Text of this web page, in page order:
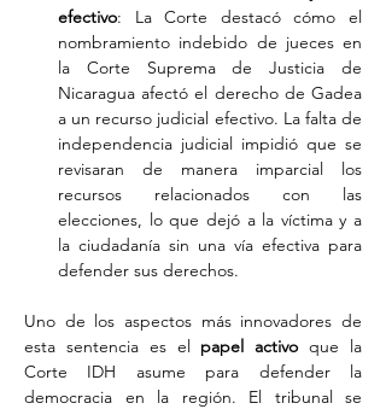
efectivo: La Corte destacó cómo el
nombramiento indebido de jueces en
la Corte Suprema de Justicia de
Nicaragua afectó el derecho de Gadea
a un recurso judicial efectivo. La falta de
independencia judicial impidió que se
revisaran de manera imparcial los
recursos relacionados con las
elecciones, lo que dejó a la víctima y a
la ciudadanía sin una vía efectiva para
defender sus derechos.
Uno de los aspectos más innovadores de
esta sentencia es el papel activo que la
Corte IDH asume para defender la
democracia en la región. El tribunal se